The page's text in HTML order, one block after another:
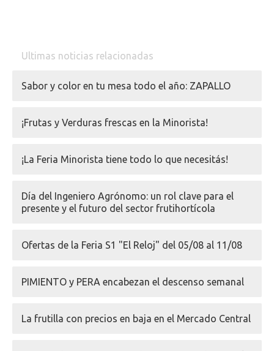
Ultimas noticias relacionadas
Sabor y color en tu mesa todo el año: ZAPALLO
¡Frutas y Verduras frescas en la Minorista!
¡La Feria Minorista tiene todo lo que necesitás!
Día del Ingeniero Agrónomo: un rol clave para el
presente y el futuro del sector frutihortícola
Ofertas de la Feria S1 "El Reloj" del 05/08 al 11/08
PIMIENTO y PERA encabezan el descenso semanal
La frutilla con precios en baja en el Mercado Central